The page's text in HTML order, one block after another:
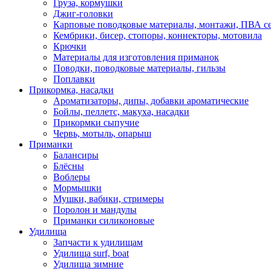
Груза, кормушки
Джиг-головки
Карповые поводковые материалы, монтажи, ПВА
Кембрики, бисер, стопоры, коннекторы, мотовила
Крючки
Материалы для изготовления приманок
Поводки, поводковые материалы, гильзы
Поплавки
Прикормка, насадки
Ароматизаторы, дипы, добавки ароматические
Бойлы, пеллетс, макуха, насадки
Прикормки сыпучие
Червь, мотыль, опарыш
Приманки
Балансиры
Блёсны
Воблеры
Мормышки
Мушки, вабики, стримеры
Поролон и мандулы
Приманки силиконовые
Удилища
Запчасти к удилищам
Удилища surf, boat
Удилища зимние